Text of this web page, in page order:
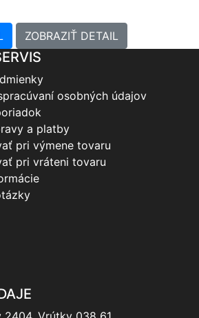
ZOBRAZIŤ DETAIL
osobných údajov
a platby
pri výmene tovaru
pri vráteni tovaru